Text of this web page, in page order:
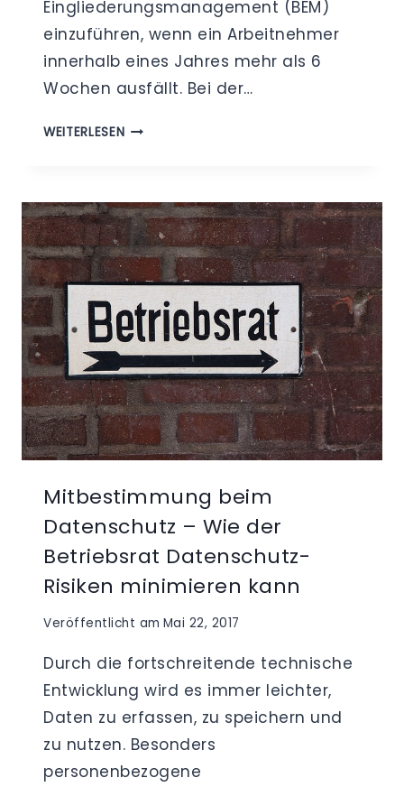
Eingliederungsmanagement (BEM)
einzuführen, wenn ein Arbeitnehmer
innerhalb eines Jahres mehr als 6
Wochen ausfällt. Bei der…
WEITERLESENDATENSCHUTZ
(BEM)
Mitbestimmung beim
Datenschutz – Wie der
Betriebsrat Datenschutz-
Risiken minimieren kann
Veröffentlicht am Mai 22, 2017
Durch die fortschreitende technische
Entwicklung wird es immer leichter,
Daten zu erfassen, zu speichern und
zu nutzen. Besonders
personenbezogene